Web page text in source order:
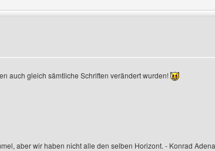
auch gleich sämtliche Schriften verändert wurden!
aber wir haben nicht alle den selben Horizont. - Konrad